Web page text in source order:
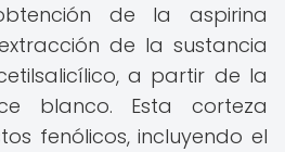
de la aspirina
de la sustancia
a partir de la
blanco. Esta corteza
fenólicos, incluyendo el